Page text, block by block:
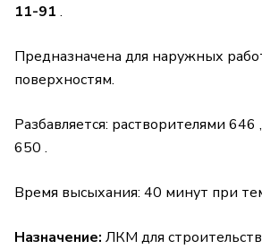
11-91 .
Предназначена для наружных
поверхностям.
Разбавляется: растворителями
650 .
Время высыхания: 40 минут при
Назначение: ЛКМ для